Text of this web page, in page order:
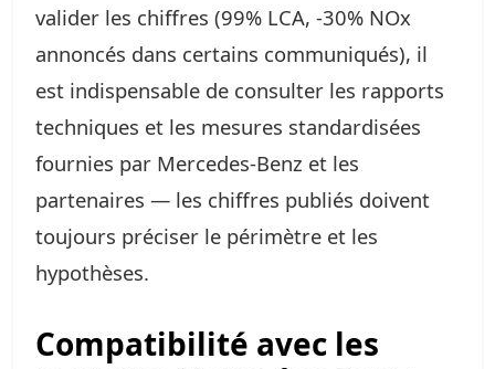
valider les chiffres (99% LCA, -30% NOx
annoncés dans certains communiqués), il
est indispensable de consulter les rapports
techniques et les mesures standardisées
fournies par Mercedes‑Benz et les
partenaires — les chiffres publiés doivent
toujours préciser le périmètre et les
hypothèses.
Compatibilité avec les